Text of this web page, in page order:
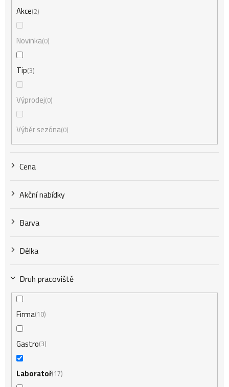
o
d
u
k
t
Akce 2
Novinka 0
Tip 3
Výprodej 0
Výběr sezóna 0
Cena
Akční nabídky
Barva
Délka
Druh pracoviště
Firma 10
Gastro 3
Laboratoř17